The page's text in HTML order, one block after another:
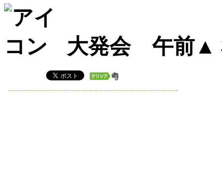
大発会 午前▲